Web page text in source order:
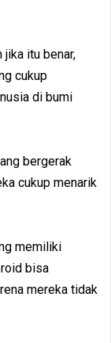
itu benar,
cukup
di bumi
bergerak
cukup menarik
memiliki
bisa
mereka tidak